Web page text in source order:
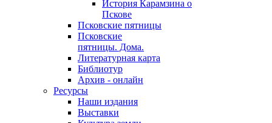
История Карамзина о
Пскове
Псковские пятницы
Псковские
пятницы. Дома.
Литературная карта
Библиотур
Архив - онлайн
Ресурсы
Наши издания
Выставки